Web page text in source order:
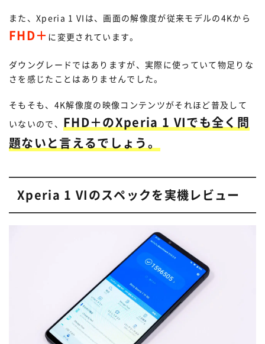
また、Xperia 1 VIは、画面の解像度が従来モデルの4Kから
FHD＋ に変更されています。
ダウングレードではありますが、実際に使っていて物足りな
さを感じたことはありませんでした。
そもそも、4K解像度の映像コンテンツがそれほど普及して
いないので、 FHD＋のXperia 1 VIでも全く問
題ないと言えるでしょう。
Xperia 1 VIのスペックを実機レビュー